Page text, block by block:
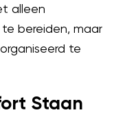
alleen
bereiden, maar
te
Staan